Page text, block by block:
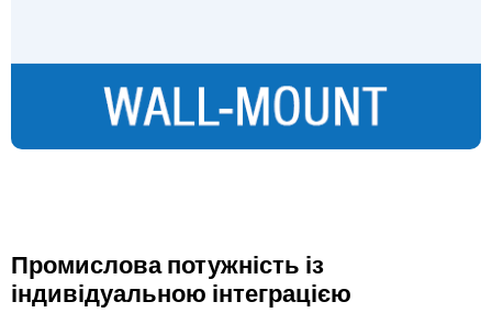
Промислова потужність із
індивідуальною інтеграцією